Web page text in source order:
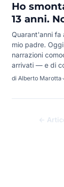
Ho
13 anni.
Quarant'anni fa
mio padre.
narrazioni
arrivati — e di
di Alberto Marotta·
←